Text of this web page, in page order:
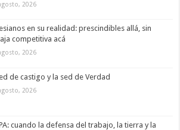
2026
en su realidad: prescindibles allá, sin
competitiva acá
2026
de castigo y la sed de Verdad
2026
cuando la defensa del trabajo, la tierra y la